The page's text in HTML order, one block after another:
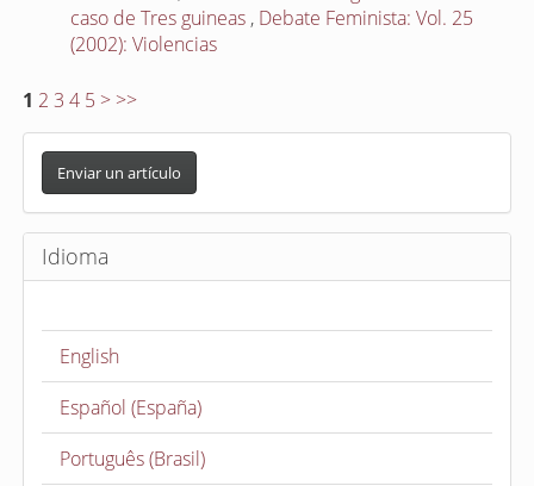
caso de Tres guineas , Debate Feminista: Vol. 25
(2002): Violencias
1 2 3 4 5 > >>
E
v
i
a
Enviar un artículo
Idioma
English
Español (España)
Português (Brasil)